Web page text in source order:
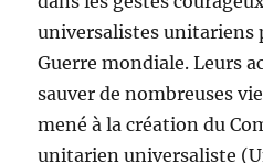
universalistes unitariens
Guerre mondiale. Leurs
sauver de nombreuses
mené à la création du
unitarien universaliste